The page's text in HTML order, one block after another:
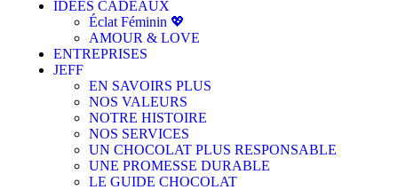
IDÉES CADEAUX
Éclat Féminin 💖
AMOUR & LOVE
ENTREPRISES
JEFF
EN SAVOIRS PLUS
NOS VALEURS
NOTRE HISTOIRE
NOS SERVICES
UN CHOCOLAT PLUS RESPONSABLE
UNE PROMESSE DURABLE
LE GUIDE CHOCOLAT